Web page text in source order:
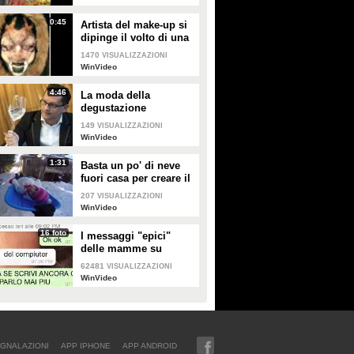
0:45
Artista del make-up si
dipinge il volto di una
renna e di una foca
1470 VISUALIZZAZIONI
WinVideo
4:46
La moda della
degustazione
dell'acqua: ecco il
nuovo e originale
149 VISUALIZZAZIONI
WinVideo
1:31
Basta un po' di neve
fuori casa per creare il
gioco più spassoso
che ci sia
207 VISUALIZZAZIONI
WinVideo
16 foto
I messaggi "epici"
delle mamme su
Whatsapp: si leggono
cose incredibili
62481 VISUALIZZAZIONI
WinVideo
APP IPHONE APP ANDROID